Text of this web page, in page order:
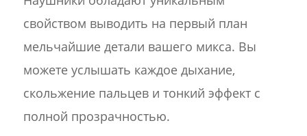
свойством выводить на первый план
мельчайшие детали вашего микса. Вы
можете услышать каждое дыхание,
скольжение пальцев и тонкий эффект с
полной прозрачностью.